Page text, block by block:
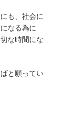
も、社会に
なる為に
な時間にな
と願ってい